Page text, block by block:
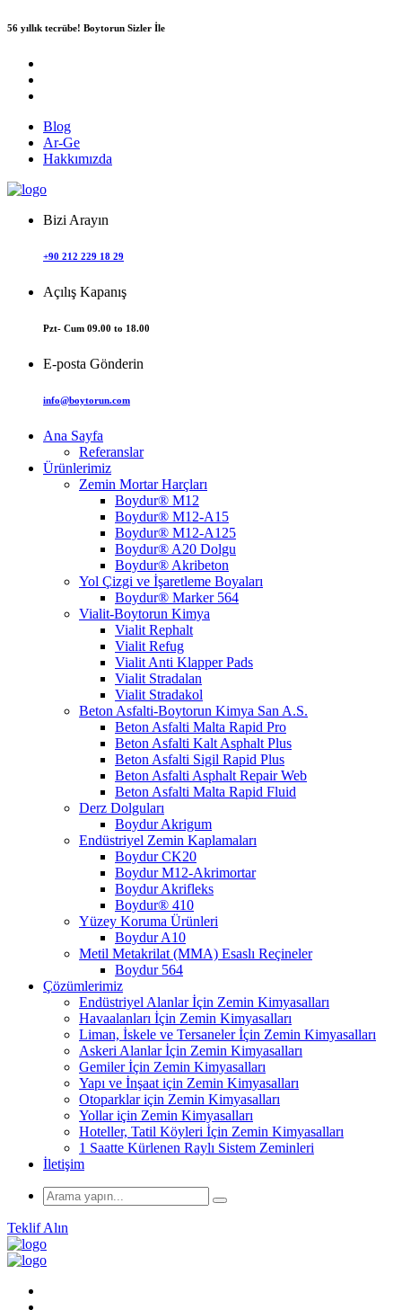
56 yıllık tecrübe! Boytorun Sizler İle
Blog
Ar-Ge
Hakkımızda
Bizi Arayın
+90 212 229 18 29
Açılış Kapanış
Pzt- Cum 09.00 to 18.00
E-posta Gönderin
info@boytorun.com
Ana Sayfa
Referanslar
Ürünlerimiz
Zemin Mortar Harçları
Boydur® M12
Boydur® M12-A15
Boydur® M12-A125
Boydur® A20 Dolgu
Boydur® Akribeton
Yol Çizgi ve İşaretleme Boyaları
Boydur® Marker 564
Vialit-Boytorun Kimya
Vialit Rephalt
Vialit Refug
Vialit Anti Klapper Pads
Vialit Stradalan
Vialit Stradakol
Beton Asfalti-Boytorun Kimya San A.S.
Beton Asfalti Malta Rapid Pro
Beton Asfalti Kalt Asphalt Plus
Beton Asfalti Sigil Rapid Plus
Beton Asfalti Asphalt Repair Web
Beton Asfalti Malta Rapid Fluid
Derz Dolguları
Boydur Akrigum
Endüstriyel Zemin Kaplamaları
Boydur CK20
Boydur M12-Akrimortar
Boydur Akrifleks
Boydur® 410
Yüzey Koruma Ürünleri
Boydur A10
Metil Metakrilat (MMA) Esaslı Reçineler
Boydur 564
Çözümlerimiz
Endüstriyel Alanlar İçin Zemin Kimyasalları
Havaalanları İçin Zemin Kimyasalları
Liman, İskele ve Tersaneler İçin Zemin Kimyasalları
Askeri Alanlar İçin Zemin Kimyasalları
Gemiler İçin Zemin Kimyasalları
Yapı ve İnşaat için Zemin Kimyasalları
Otoparklar için Zemin Kimyasalları
Yollar için Zemin Kimyasalları
Hoteller, Tatil Köyleri İçin Zemin Kimyasalları
1 Saatte Kürlenen Raylı Sistem Zeminleri
İletişim
Teklif Alın